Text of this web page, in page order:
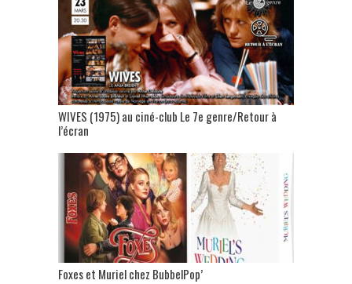
WIVES (1975) au ciné-club Le 7e genre/Retour à
l’écran
Foxes et Muriel chez BubbelPop’